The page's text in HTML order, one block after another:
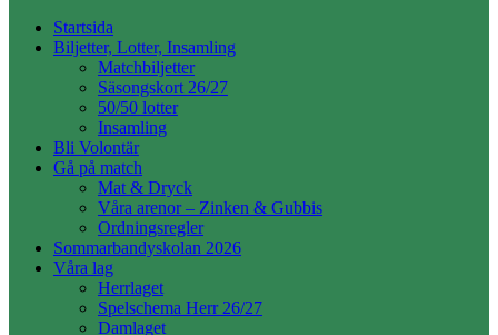
Startsida
Biljetter, Lotter, Insamling
Matchbiljetter
Säsongskort 26/27
50/50 lotter
Insamling
Bli Volontär
Gå på match
Mat & Dryck
Våra arenor – Zinken & Gubbis
Ordningsregler
Sommarbandyskolan 2026
Våra lag
Herrlaget
Spelschema Herr 26/27
Damlaget